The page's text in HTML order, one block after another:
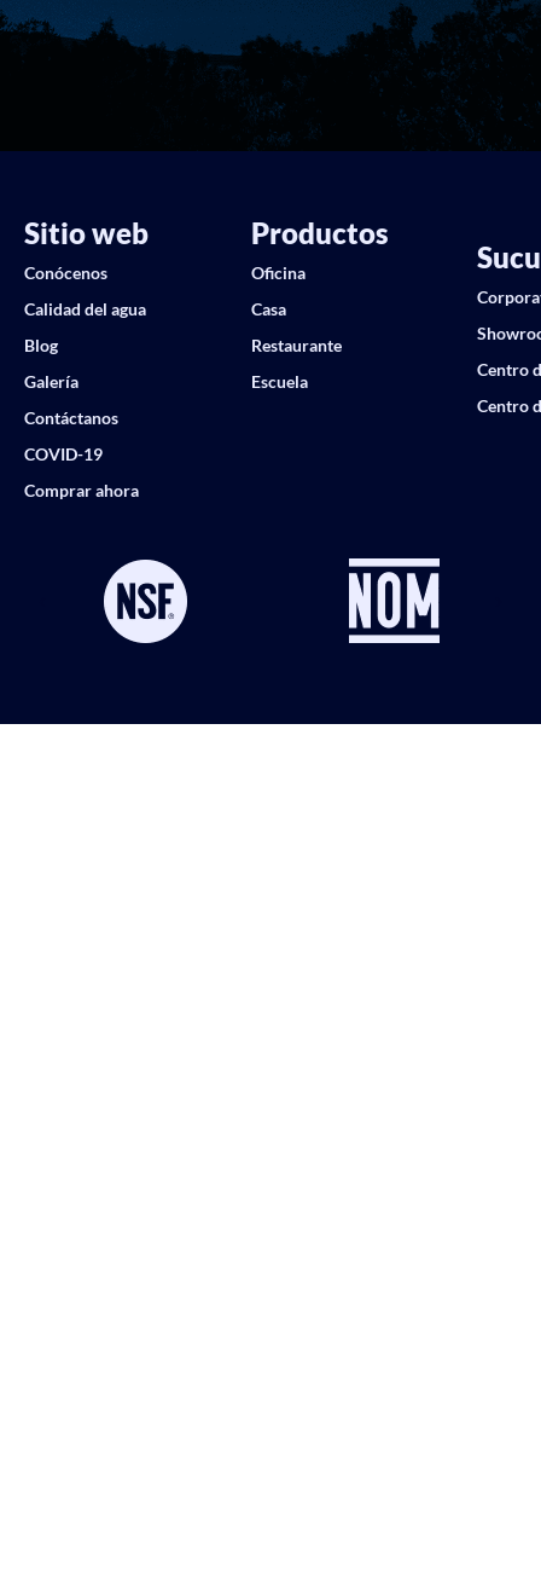
Sitio web
Conócenos
Calidad del agua
Blog
Galería
Contáctanos
COVID-19
Comprar ahora
Productos
Oficina
Casa
Restaurante
Escuela
Centro
Centro